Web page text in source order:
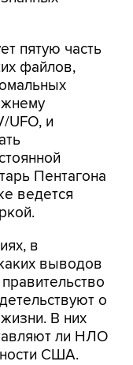
пятую часть
файлов,
UFO, и
Пентагона
ведется
в
выводов
о
В них
ли НЛО
США.